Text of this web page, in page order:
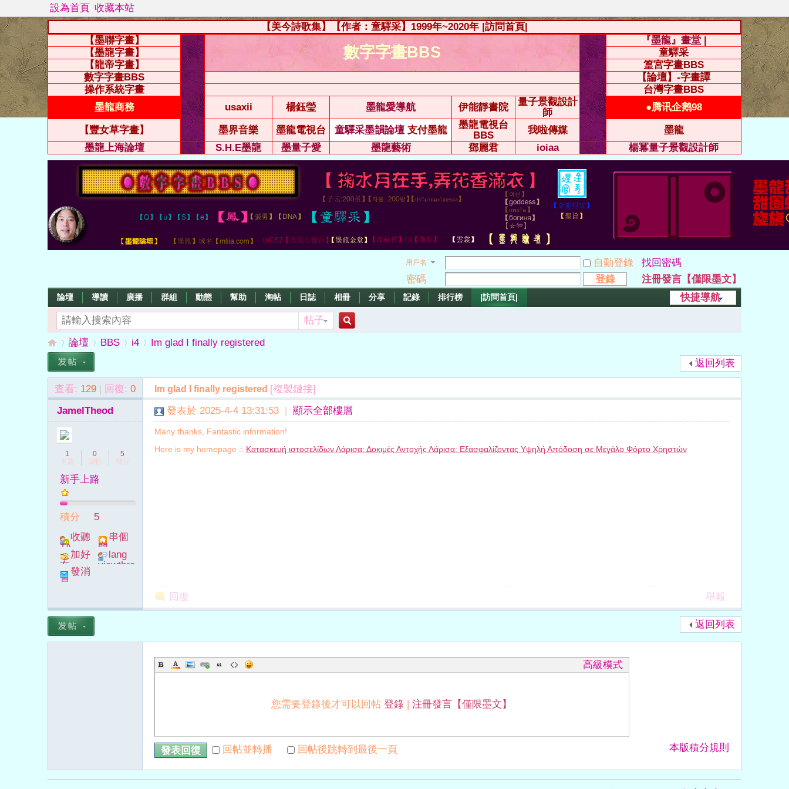
設為首頁 收藏本站
【美今詩歌集】【作者：童驛采】1999年~2020年 |訪問首頁|
【墨聯字畫】
數字字畫BBS
『墨龍』畫堂 |
【墨龍字畫】
童驛采
【龍帝字畫】
篁宮字畫BBS
數字字畫BBS
【論壇】-字畫譚
操作系統字畫
台灣字畫BBS
墨龍商務
usaxii 楊鈺瑩 墨龍愛導航 伊能靜書院
量子景觀設計
師
●腾讯企鹅98
【豐女草字畫】 墨界音樂 墨龍電視台 童驛采墨韻論壇 支付墨龍
墨龍電視台
BBS
我啦傳媒
墨龍
墨龍上海論壇
S.H.E墨龍 墨量子愛 墨龍藝術 鄧麗君 ioiaa 楊冪量子景觀設計師
用戶名 自動登錄
找回密碼
密碼
登錄
注冊發言【僅限墨文】
快捷導航
論壇 導讀 廣播 群組 動態 幫助 淘帖 日誌 相冊 分享 記錄 排行榜 |訪問首頁|
帖子
數»
論壇
›
BBS
›
i4
Im glad I finally registered
返回列表
查看: 129 | 回復: 0 Im glad I finally registered [複製鏈接]
JamelTheod
1
主題
0
回帖
5
積分
新手上路
積分
5
收聽
TA
串個
門
加好
友
lang
viewthre
發消
息
發表於 2025-4-4 13:31:53 | 顯示全部樓層
Many thanks, Fantastic information!
Here is my homepage :: Κατασκευή ιστοσελίδων Λάρισα: Δοκιμές Αντοχής Λάρισα: Εξασφαλίζοντας Υψηλή Απόδοση σε Μεγάλο Φόρτο Χρηστών
回復 舉報
返回列表
高級模式
您需要登錄後才可以回帖登錄 |注冊發言【僅限墨文】
本版積分規則
發表回復 回帖並轉播 回帖後跳轉到最後一頁